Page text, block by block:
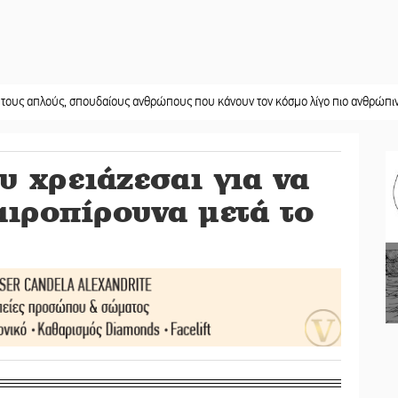
σπουδαίους ανθρώπους που κάνουν τον κόσμο λίγο πιο ανθρώπινο» ||
για να
μετά το